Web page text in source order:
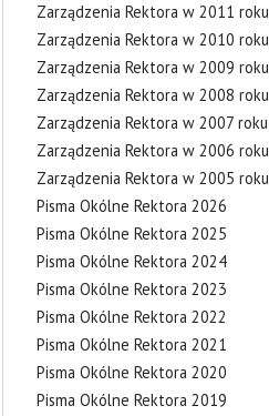
Zarządzenia Rektora w 2011 roku
Zarządzenia Rektora w 2010 roku
Zarządzenia Rektora w 2009 roku
Zarządzenia Rektora w 2008 roku
Zarządzenia Rektora w 2007 roku
Zarządzenia Rektora w 2006 roku
Zarządzenia Rektora w 2005 roku
Pisma Okólne Rektora 2026
Pisma Okólne Rektora 2025
Pisma Okólne Rektora 2024
Pisma Okólne Rektora 2023
Pisma Okólne Rektora 2022
Pisma Okólne Rektora 2021
Pisma Okólne Rektora 2020
Pisma Okólne Rektora 2019